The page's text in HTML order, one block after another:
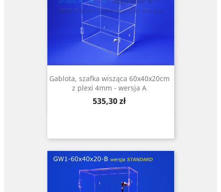
Gablota, szafka wisząca 60x40x20cm
z plexi 4mm - wersja A
Cena
535,30 zł